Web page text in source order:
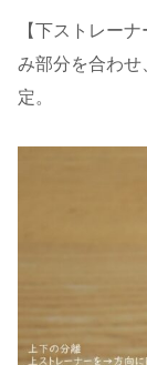
【下ストレー
み部分を合わ
定。